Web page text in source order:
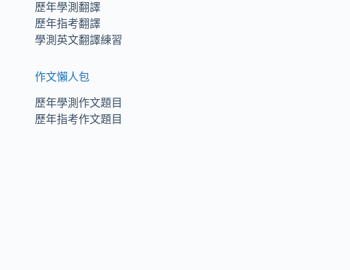
歷年學測翻譯
歷年指考翻譯
學測英文翻譯練習
作文懶人包
歷年學測作文題目
歷年指考作文題目